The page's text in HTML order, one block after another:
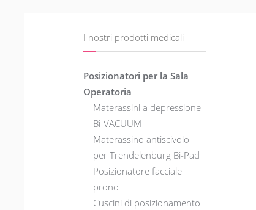
I nostri prodotti medicali
Posizionatori per la Sala
Operatoria
Materassini a depressione
Bi-VACUUM
Materassino antiscivolo
per Trendelenburg Bi-Pad
Posizionatore facciale
prono
Cuscini di posizionamento